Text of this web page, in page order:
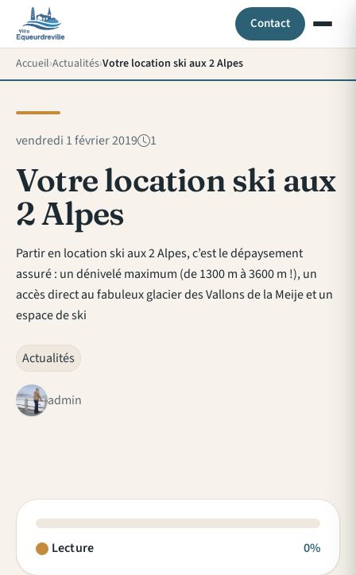
Contact
Accueil Actualités Votre location ski aux 2 Alpes
vendredi 1 février 2019 1
Votre location ski aux
2 Alpes
Partir en location ski aux 2 Alpes, c’est le dépaysement
assuré : un dénivelé maximum (de 1300 m à 3600 m !), un
accès direct au fabuleux glacier des Vallons de la Meije et un
espace de ski
Actualités
admin
Lecture 0%